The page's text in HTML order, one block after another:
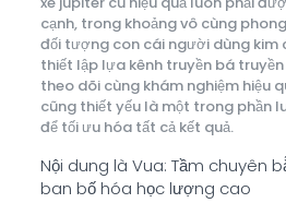
cạnh, trong khoảng vô cùng
đối tượng con cái người dùng kim
thiết lập lựa kênh truyền bá
theo dõi cùng khám nghiệm hiệu
cũng thiết yếu là một trong phần
để tối ưu hóa tất cả kết quả.
Nội dung là Vua: Tầm chuyên
ban bố hóa học lượng cao